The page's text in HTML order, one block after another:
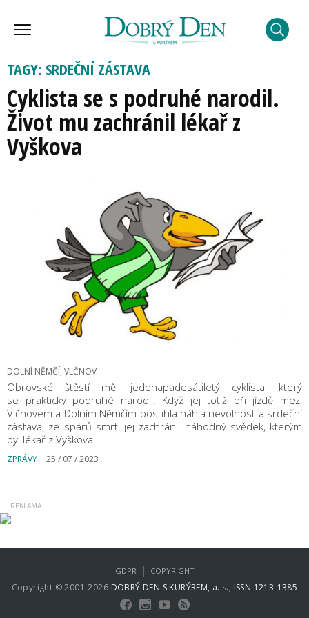
TAGY: SRDEČNÍ ZÁSTAVA
Cyklista se s podruhé narodil.
Život mu zachránil lékař z
Vyškova
DOLNÍ NĚMČÍ, VLČNOV
Obrovské štěstí měl jedenapadesátiletý cyklista, který
se prakticky podruhé narodil. Když jej totiž při jízdě mezi
Vlčnovem a Dolním Němčím postihla náhlá nevolnost a srdeční
zástava, ze spárů smrti jej zachránil náhodný svědek, kterým
byl lékař z Vyškova.
ZPRÁVY 25 / 07 / 2023
Copyright © 2001-2026 DOBRÝ DEN S KURÝREM, a. s., ISSN 1213-1385
GDPR | COPYRIGHT